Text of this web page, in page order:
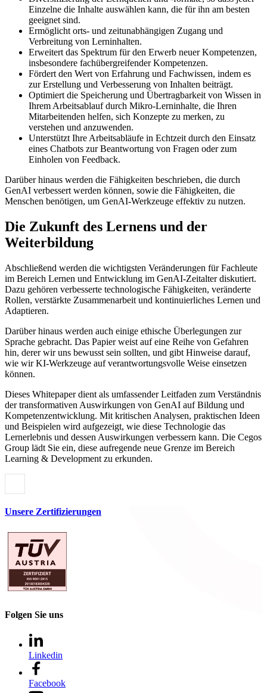
Einzelne die Inhalte auswählen kann, die für ihn am besten
geeignet sind.
Ermöglicht orts- und zeitunabhängigen Zugang und
Verbreitung von Lerninhalten.
Erweitert das Spektrum für den Erwerb neuer Kompetenzen,
insbesondere fachübergreifender Kompetenzen.
Fördert den Wert von Erfahrung und Fachwissen, indem es
zur Erstellung und Verbesserung von Inhalten beiträgt.
Optimiert die Speicherung und Übertragbarkeit von Wissen in
Ihrem Arbeitsablauf durch Mikro-Lerninhalte, die Ihren
Mitarbeitenden helfen, sich Konzepte zu merken, zu
verstehen und anzuwenden.
Unterstützt Ihre Arbeitsabläufe in Echtzeit durch den Einsatz
eines Chatbots zur Beantwortung von Fragen oder zum
Einholen von Feedback.
Darüber hinaus werden die Fähigkeiten beschrieben, die durch
GenAI verbessert werden können, sowie die Fähigkeiten, die
Menschen benötigen, um GenAI-Werkzeuge effektiv zu nutzen.
Die Zukunft des Lernens und der
Weiterbildung
Abschließend werden die wichtigsten Veränderungen für Fachleute
im Bereich Lernen und Entwicklung im GenAI-Zeitalter diskutiert.
Dazu gehören verbesserte technologische Fähigkeiten, veränderte
Rollen, verstärkte Zusammenarbeit und kontinuierliches Lernen und
Adaptieren.
Darüber hinaus werden auch einige ethische Überlegungen zur
Sprache gebracht. Das Papier weist auf eine Reihe von Gefahren
hin, derer wir uns bewusst sein sollten, und gibt Hinweise darauf,
wie wir KI-Werkzeuge auf verantwortungsvolle Weise einsetzen
können.
Dieses Whitepaper dient als umfassender Leitfaden zum Verständnis
der transformativen Auswirkungen von GenAI auf Bildung und
Kompetenzentwicklung. Mit kritischen Analysen, praktischen Ideen
und Beispielen wird aufgezeigt, wie diese Technologie das
Lernerlebnis und dessen Auswirkungen verbessern kann. Die Cegos
Group lädt Sie ein, diese aufregende neue Grenze im Bereich
Learning & Development zu erkunden.
Unsere Zertifizierungen
Folgen Sie uns
Linkedin
Facebook